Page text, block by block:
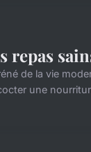
repas
de la vie
une